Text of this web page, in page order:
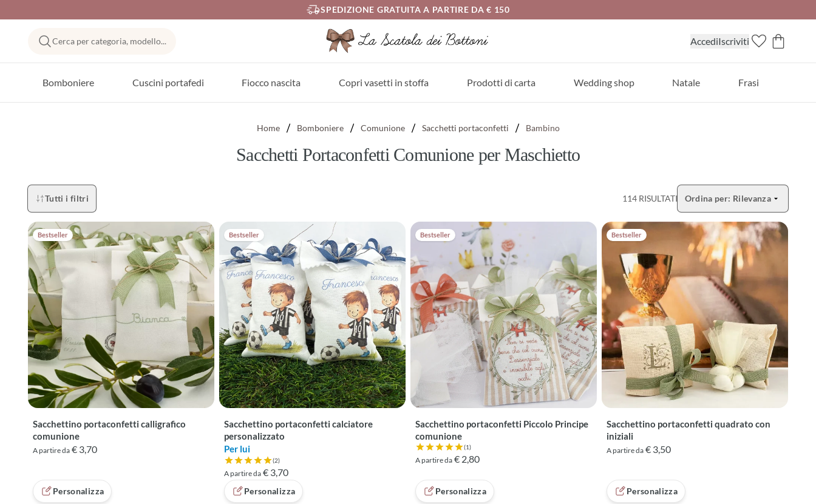
SPEDIZIONE GRATUITA A PARTIRE DA € 150
Cerca per categoria, modello... AccediIscriviti
Bomboniere Cuscini portafedi Fiocco nascita Copri vasetti in stoffa Prodotti di carta Wedding shop Natale Frasi
Home Bomboniere Comunione Sacchetti portaconfetti Bambino
Sacchetti Portaconfetti Comunione per Maschietto
Tutti i filtri 114 RISULTATI Ordina per: Rilevanza
Apri selezione ordinamento
Bestseller
Sacchettino portaconfetti calligrafico
comunione
A partire da € 3,70
Personalizza
Bestseller
Sacchettino portaconfetti calciatore
personalizzato
Per lui
(2)
Valutazione 5 su 5 basata su 2 recensioni
A partire da € 3,70
Personalizza
Bestseller
Sacchettino portaconfetti Piccolo Principe
comunione
(1)
Valutazione 5 su 5 basata su 1 recensioni
A partire da € 2,80
Personalizza
Bestseller
Sacchettino portaconfetti quadrato con
iniziali
A partire da € 3,50
Personalizza